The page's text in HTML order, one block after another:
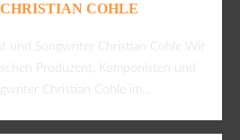
COHLE
und Songwriter Christian Cohle Wir
Produzent, Komponisten und
Christian Cohle im...